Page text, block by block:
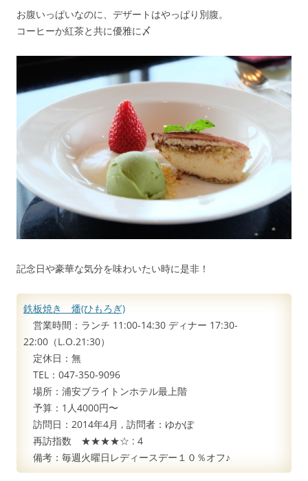
お腹いっぱいなのに、デザートはやっぱり別腹。
コーヒーか紅茶と共に優雅に〆
記念日や豪華な気分を味わいたい時に是非！
鉄板焼き 燔(ひもろぎ)
営業時間：ランチ 11:00-14:30 ディナー 17:30-
22:00（L.O.21:30）
定休日：無
TEL：047-350-9096
場所：浦安ブライトンホテル最上階
予算：1人4000円〜
訪問日： 2014年4月 , 訪問者： ゆかぽ
再訪指数 ★★★★☆ : 4
備考：毎週火曜日レディースデー１０％オフ♪